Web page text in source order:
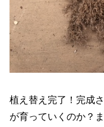
植え替え完了！完成
が育っていくのか？